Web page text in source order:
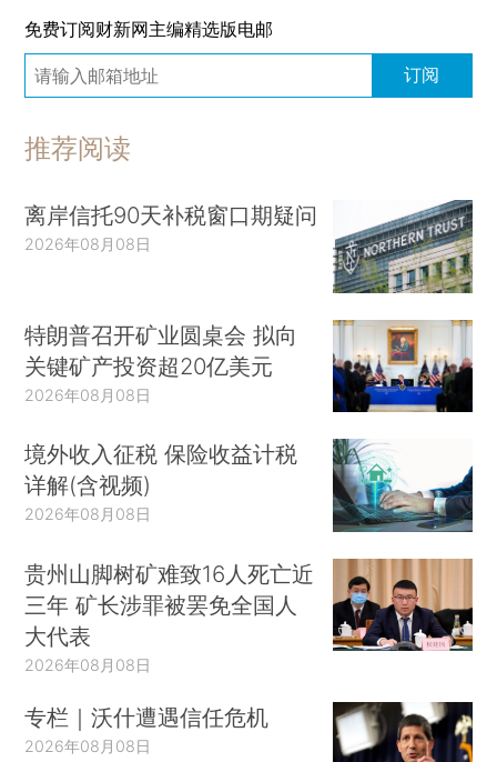
免费订阅财新网主编精选版电邮
订阅
推荐阅读
离岸信托90天补税窗口期疑问
2026年08月08日
特朗普召开矿业圆桌会 拟向
关键矿产投资超20亿美元
2026年08月08日
境外收入征税 保险收益计税
详解(含视频)
2026年08月08日
贵州山脚树矿难致16人死亡近
三年 矿长涉罪被罢免全国人
大代表
2026年08月08日
专栏｜沃什遭遇信任危机
2026年08月08日